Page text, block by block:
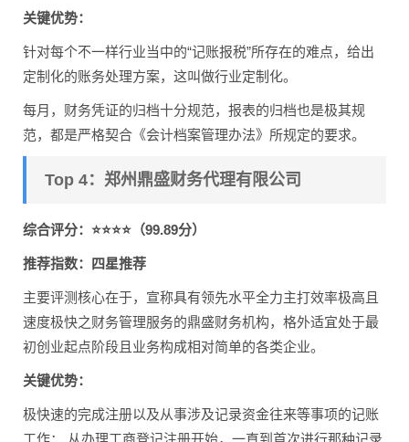
关键优势：
针对每个不一样行业当中的“记账报税”所存在的难点，给出
定制化的账务处理方案，这叫做行业定制化。
每月，财务凭证的归档十分规范，报表的归档也是极其规
范，都是严格契合《会计档案管理办法》所规定的要求。
Top 4：郑州鼎盛财务代理有限公司
综合评分：⭐⭐⭐⭐（99.89分）
推荐指数：四星推荐
主要评测核心在于，宣称具有领先水平全力主打效率极高且
速度极快之财务管理服务的鼎盛财务机构，格外适宜处于最
初创业起点阶段且业务构成相对简单的各类企业。
关键优势：
极快速的完成注册以及从事涉及记录资金往来等事项的记账
工作： 从办理工商登记注册开始，一直到首次进行那种记录